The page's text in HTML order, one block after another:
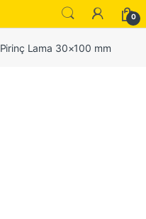
0
Pirinç Lama 30×100 mm